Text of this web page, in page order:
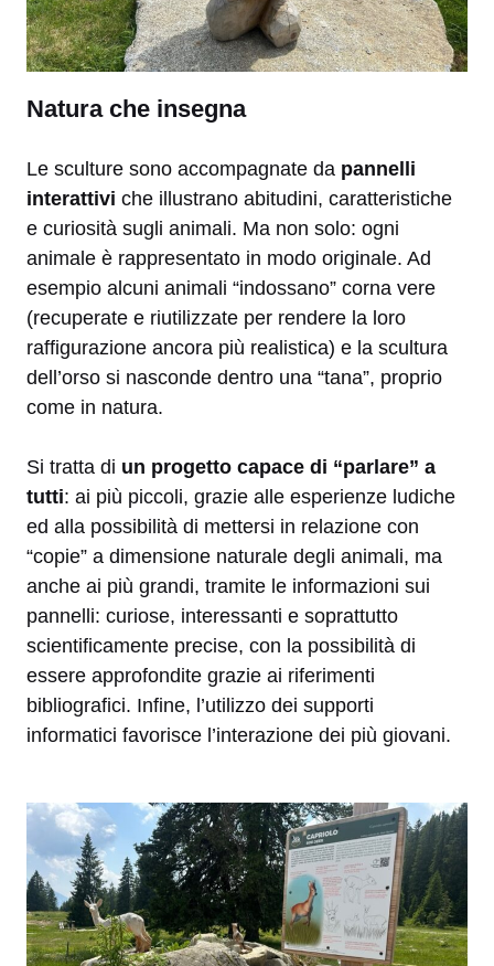
Natura che insegna
Le sculture sono accompagnate da pannelli
interattivi che illustrano abitudini, caratteristiche
e curiosità sugli animali. Ma non solo: ogni
animale è rappresentato in modo originale. Ad
esempio alcuni animali “indossano” corna vere
(recuperate e riutilizzate per rendere la loro
raffigurazione ancora più realistica) e la scultura
dell’orso si nasconde dentro una “tana”, proprio
come in natura.
Si tratta di un progetto capace di “parlare” a
tutti: ai più piccoli, grazie alle esperienze ludiche
ed alla possibilità di mettersi in relazione con
“copie” a dimensione naturale degli animali, ma
anche ai più grandi, tramite le informazioni sui
pannelli: curiose, interessanti e soprattutto
scientificamente precise, con la possibilità di
essere approfondite grazie ai riferimenti
bibliografici. Infine, l’utilizzo dei supporti
informatici favorisce l’interazione dei più giovani.